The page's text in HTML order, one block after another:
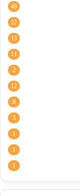
49
22
13
11
2
12
8
3
1
1
1